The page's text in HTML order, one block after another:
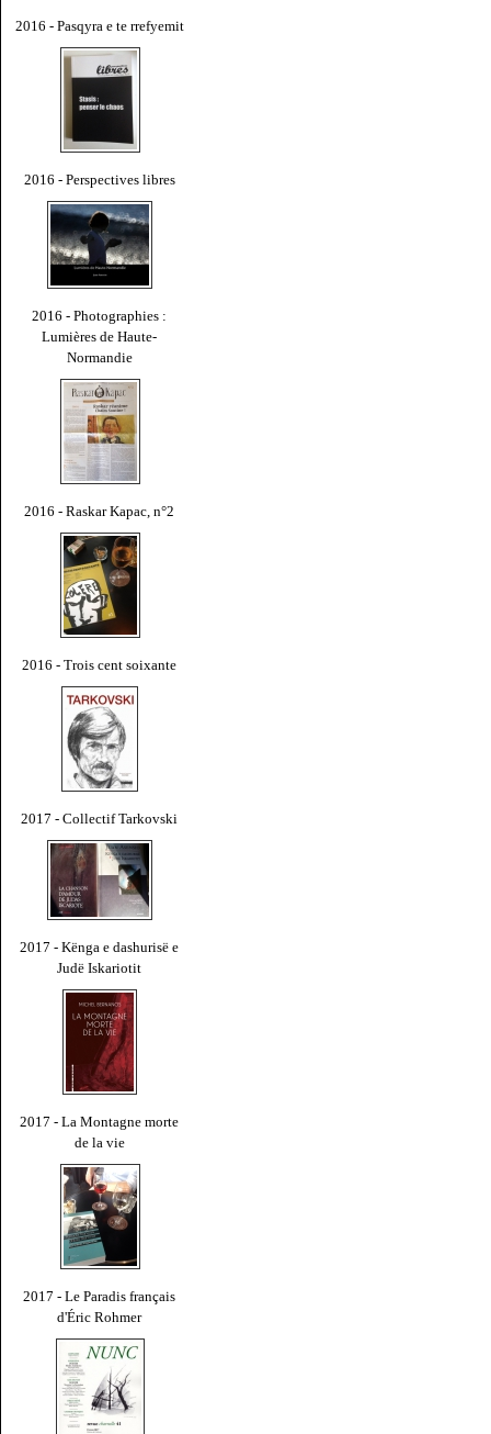
2016 - Pasqyra e te rrefyemit
2016 - Perspectives libres
2016 - Photographies :
Lumières de Haute-
Normandie
2016 - Raskar Kapac, n°2
2016 - Trois cent soixante
2017 - Collectif Tarkovski
2017 - Kënga e dashurisë e
Judë Iskariotit
2017 - La Montagne morte
de la vie
2017 - Le Paradis français
d'Éric Rohmer